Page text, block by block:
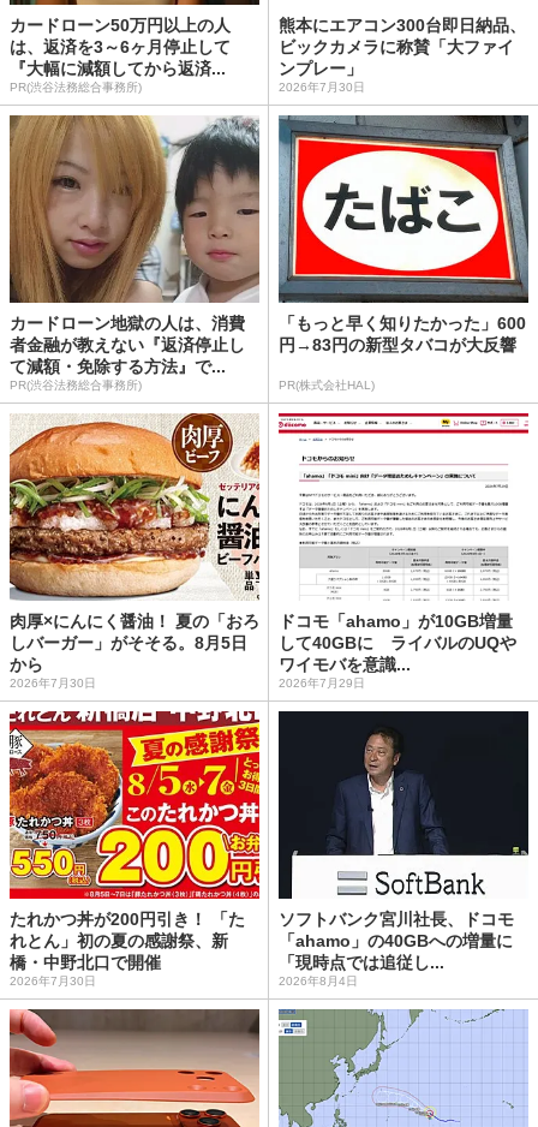
カードローン50万円以上の人
は、返済を3～6ヶ月停止して
『大幅に減額してから返済...
PR(渋谷法務総合事務所)
熊本にエアコン300台即日納品、
ビックカメラに称賛「大ファイ
ンプレー」
2026年7月30日
カードローン地獄の人は、消費
者金融が教えない『返済停止し
て減額・免除する方法』で...
PR(渋谷法務総合事務所)
「もっと早く知りたかった」600
円→83円の新型タバコが大反響
PR(株式会社HAL)
肉厚×にんにく醤油！ 夏の「おろ
しバーガー」がそそる。8月5日
から
2026年7月30日
ドコモ「ahamo」が10GB増量
して40GBに ライバルのUQや
ワイモバを意識...
2026年7月29日
たれかつ丼が200円引き！ 「た
れとん」初の夏の感謝祭、新
橋・中野北口で開催
2026年7月30日
ソフトバンク宮川社長、ドコモ
「ahamo」の40GBへの増量に
「現時点では追従し...
2026年8月4日